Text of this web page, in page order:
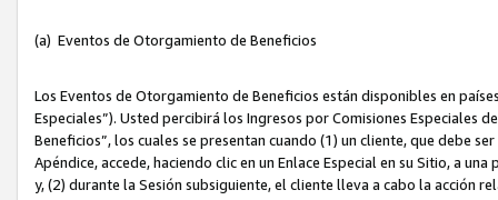
(a) Eventos de Otorgamiento de Beneficios
Los Eventos de Otorgamiento de Beneficios están disponibles en
Especiales”). Usted percibirá los Ingresos por Comisiones Especiales
Beneficios”, los cuales se presentan cuando (1) un cliente, que debe
Apéndice, accede, haciendo clic en un Enlace Especial en su Sitio, a
y, (2) durante la Sesión subsiguiente, el cliente lleva a cabo la acción